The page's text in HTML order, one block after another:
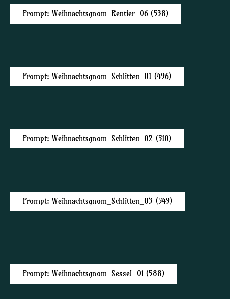
Prompt: Weihnachtsgnom_Rentier_06 (538)
Prompt: Weihnachtsgnom_Schlitten_01 (496)
Prompt: Weihnachtsgnom_Schlitten_02 (510)
Prompt: Weihnachtsgnom_Schlitten_03 (549)
Prompt: Weihnachtsgnom_Sessel_01 (588)